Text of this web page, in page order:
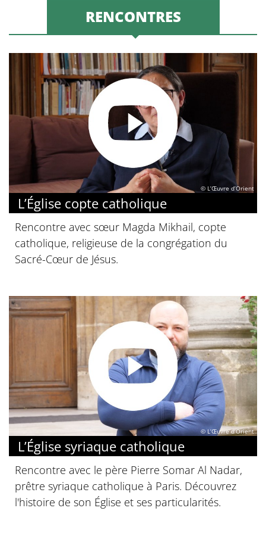
RENCONTRES
© L’Œuvre d’Orient
L’Église copte catholique
Rencontre avec sœur Magda Mikhail, copte
catholique, religieuse de la congrégation du
Sacré-Cœur de Jésus.
© L’Œuvre d’Orient
L’Église syriaque catholique
Rencontre avec le père Pierre Somar Al Nadar,
prêtre syriaque catholique à Paris. Découvrez
l'histoire de son Église et ses particularités.